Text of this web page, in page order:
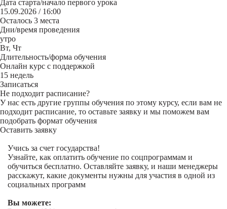
Дата старта/начало первого урока
15.09.2026 / 16:00
Осталось 3 места
Дни/время проведения
утро
Вт, Чт
Длительность/форма обучения
Онлайн курс с поддержкой
15 недель
Записаться
Не подходит расписание?
У нас есть другие группы обучения по этому курсу, если вам не
подходит расписание, то оставьте заявку и мы поможем вам
подобрать формат обучения
Оставить заявку
Учись за счет государства!
Узнайте, как оплатить обучение по соцпрограммам и
обучиться бесплатно. Оставляйте заявку, и наши менеджеры
расскажут, какие документы нужны для участия в одной из
социальных программ
Вы можете: